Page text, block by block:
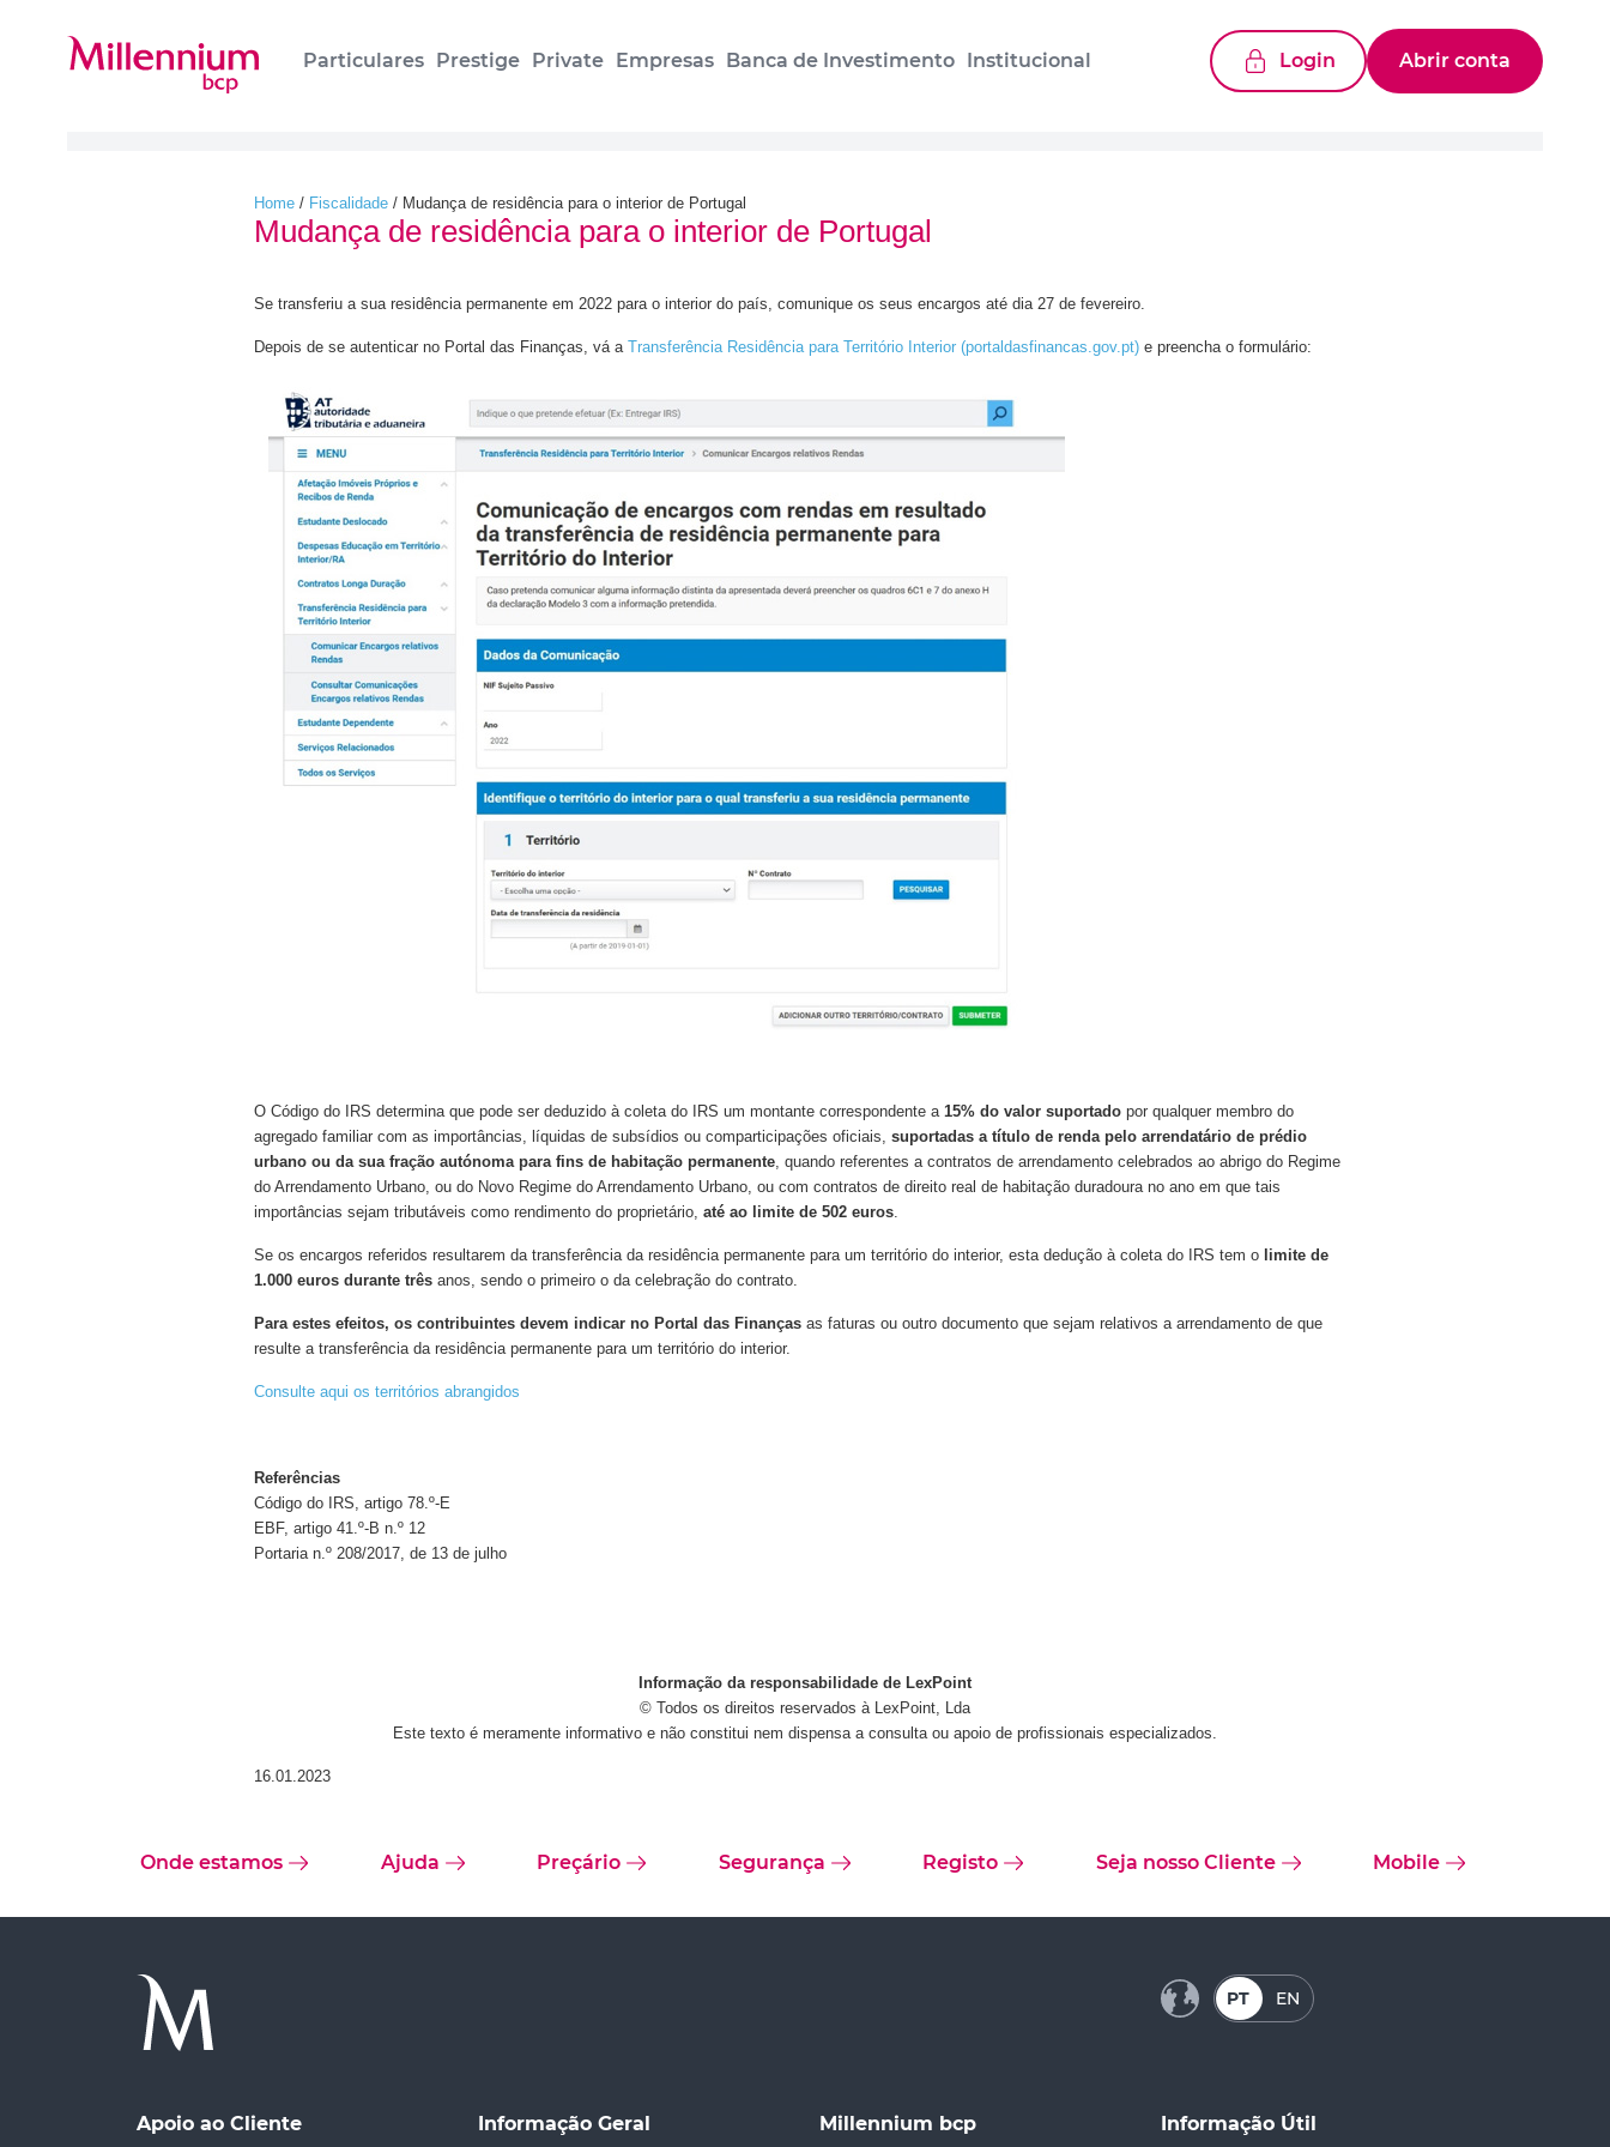
Particulares Prestige Private Empresas Banca de Investimento Institucional Login Abrir conta
Home / Fiscalidade / Mudança de residência para o interior de Portugal
Mudança de residência para o interior de Portugal
Se transferiu a sua residência permanente em 2022 para o interior do país, comunique os seus encargos até dia 27 de fevereiro.
Depois de se autenticar no Portal das Finanças, vá a Transferência Residência para Território Interior (portaldasfinancas.gov.pt) e preencha o formulário:
O Código do IRS determina que pode ser deduzido à coleta do IRS um montante correspondente a 15% do valor suportado por qualquer membro do
agregado familiar com as importâncias, líquidas de subsídios ou comparticipações oficiais, suportadas a título de renda pelo arrendatário de prédio
urbano ou da sua fração autónoma para fins de habitação permanente, quando referentes a contratos de arrendamento celebrados ao abrigo do Regime
do Arrendamento Urbano, ou do Novo Regime do Arrendamento Urbano, ou com contratos de direito real de habitação duradoura no ano em que tais
importâncias sejam tributáveis como rendimento do proprietário, até ao limite de 502 euros.
Se os encargos referidos resultarem da transferência da residência permanente para um território do interior, esta dedução à coleta do IRS tem o limite de
1.000 euros durante três anos, sendo o primeiro o da celebração do contrato.
Para estes efeitos, os contribuintes devem indicar no Portal das Finanças as faturas ou outro documento que sejam relativos a arrendamento de que
resulte a transferência da residência permanente para um território do interior.
Consulte aqui os territórios abrangidos
Referências
Código do IRS, artigo 78.º-E
EBF, artigo 41.º-B n.º 12
Portaria n.º 208/2017, de 13 de julho
Informação da responsabilidade de LexPoint
© Todos os direitos reservados à LexPoint, Lda
Este texto é meramente informativo e não constitui nem dispensa a consulta ou apoio de profissionais especializados.
16.01.2023
Onde estamos Ajuda Preçário Segurança Registo Seja nosso Cliente Mobile
PT EN
Apoio ao Cliente Informação Geral Millennium bcp Informação Útil